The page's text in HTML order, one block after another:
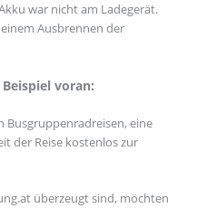
war nicht am Ladegerät.
Ausbrennen der
voran:
Busgruppenradreisen, eine
der Reise kostenlos zur
überzeugt sind, möchten